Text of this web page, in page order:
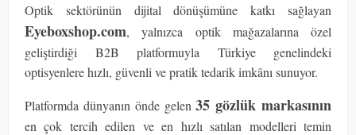
Optik sektörünün dijital dönüşümüne katkı sağlayan
Eyeboxshop.com, yalnızca optik mağazalarına özel
geliştirdiği B2B platformuyla Türkiye genelindeki
optisyenlere hızlı, güvenli ve pratik tedarik imkânı sunuyor.
Platformda dünyanın önde gelen35 gözlük markasının
en çok tercih edilen ve en hızlı satılan modelleri temin